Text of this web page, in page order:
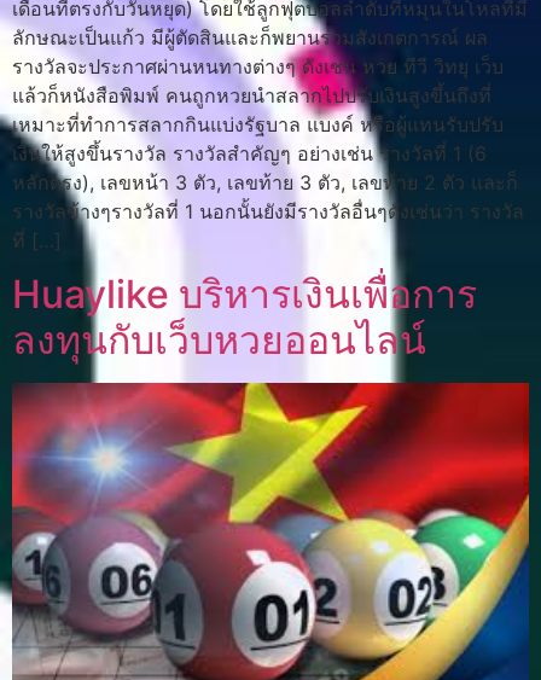
เดือนที่ตรงกับวันหยุด) โดยใช้ลูกฟุตบอลลำดับที่หมุนในโหลที่มี
ลักษณะเป็นแก้ว มีผู้ตัดสินและก็พยานร่วมสังเกตการณ์ ผล
รางวัลจะประกาศผ่านหนทางต่างๆ ดังเช่น หวย ทีวี วิทยุ เว็บ
แล้วก็หนังสือพิมพ์ คนถูกหวยนำสลากไปปรับเงินสูงขึ้นถึงที่
เหมาะที่ทำการสลากกินแบ่งรัฐบาล แบงค์ หรือผู้แทนรับปรับ
เงินให้สูงขึ้นรางวัล รางวัลสำคัญๆ อย่างเช่น รางวัลที่ 1 (6
หลักตรง), เลขหน้า 3 ตัว, เลขท้าย 3 ตัว, เลขท้าย 2 ตัว และก็
รางวัลข้างๆรางวัลที่ 1 นอกนั้นยังมีรางวัลอื่นๆดังเช่นว่า รางวัล
ที่ […]
Huaylike บริหารเงินเพื่อการ
ลงทุนกับเว็บหวยออนไลน์